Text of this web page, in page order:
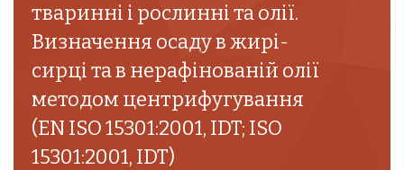
тваринні і рослинні та олії.
Визначення осаду в жирі-
сирці та в нерафінованій олії
методом центрифугування
(EN ISO 15301:2001, IDT; ISO
15301:2001, IDT)